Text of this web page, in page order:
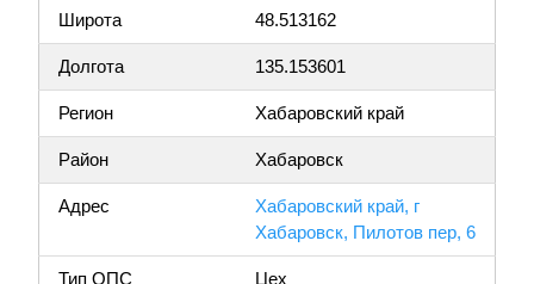
Широта 48.513162
Долгота 135.153601
Регион Хабаровский край
Район Хабаровск
Адрес
Хабаровский край, г
Хабаровск, Пилотов пер, 6
Тип ОПС Цех